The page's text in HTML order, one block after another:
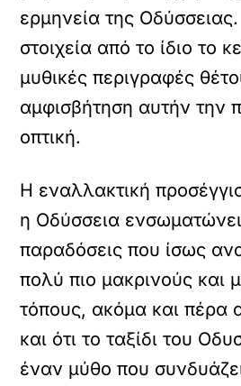
ερμηνεία της
στοιχεία από το ίδιο το
μυθικές περιγραφές
αμφισβήτηση αυτήν την
οπτική.
Η εναλλακτική
η Οδύσσεια
παραδόσεις που ίσως
πολύ πιο μακρινούς και
τόπους, ακόμα και πέρα
και ότι το ταξίδι του
έναν μύθο που